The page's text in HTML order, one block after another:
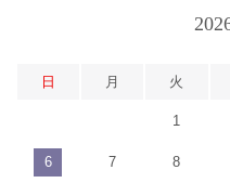
日 月 火
1
6 7 8